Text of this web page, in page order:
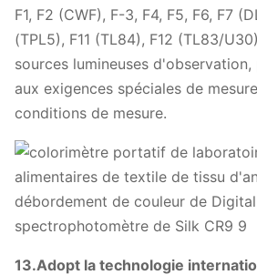
F1, F2 (CWF), F-3, F4, F5, F6, F7
(TPL5), F11 (TL84), F12 (TL83/
sources lumineuses
aux exigences spéciales de
conditions de mesure.
13.Adopt la technologie